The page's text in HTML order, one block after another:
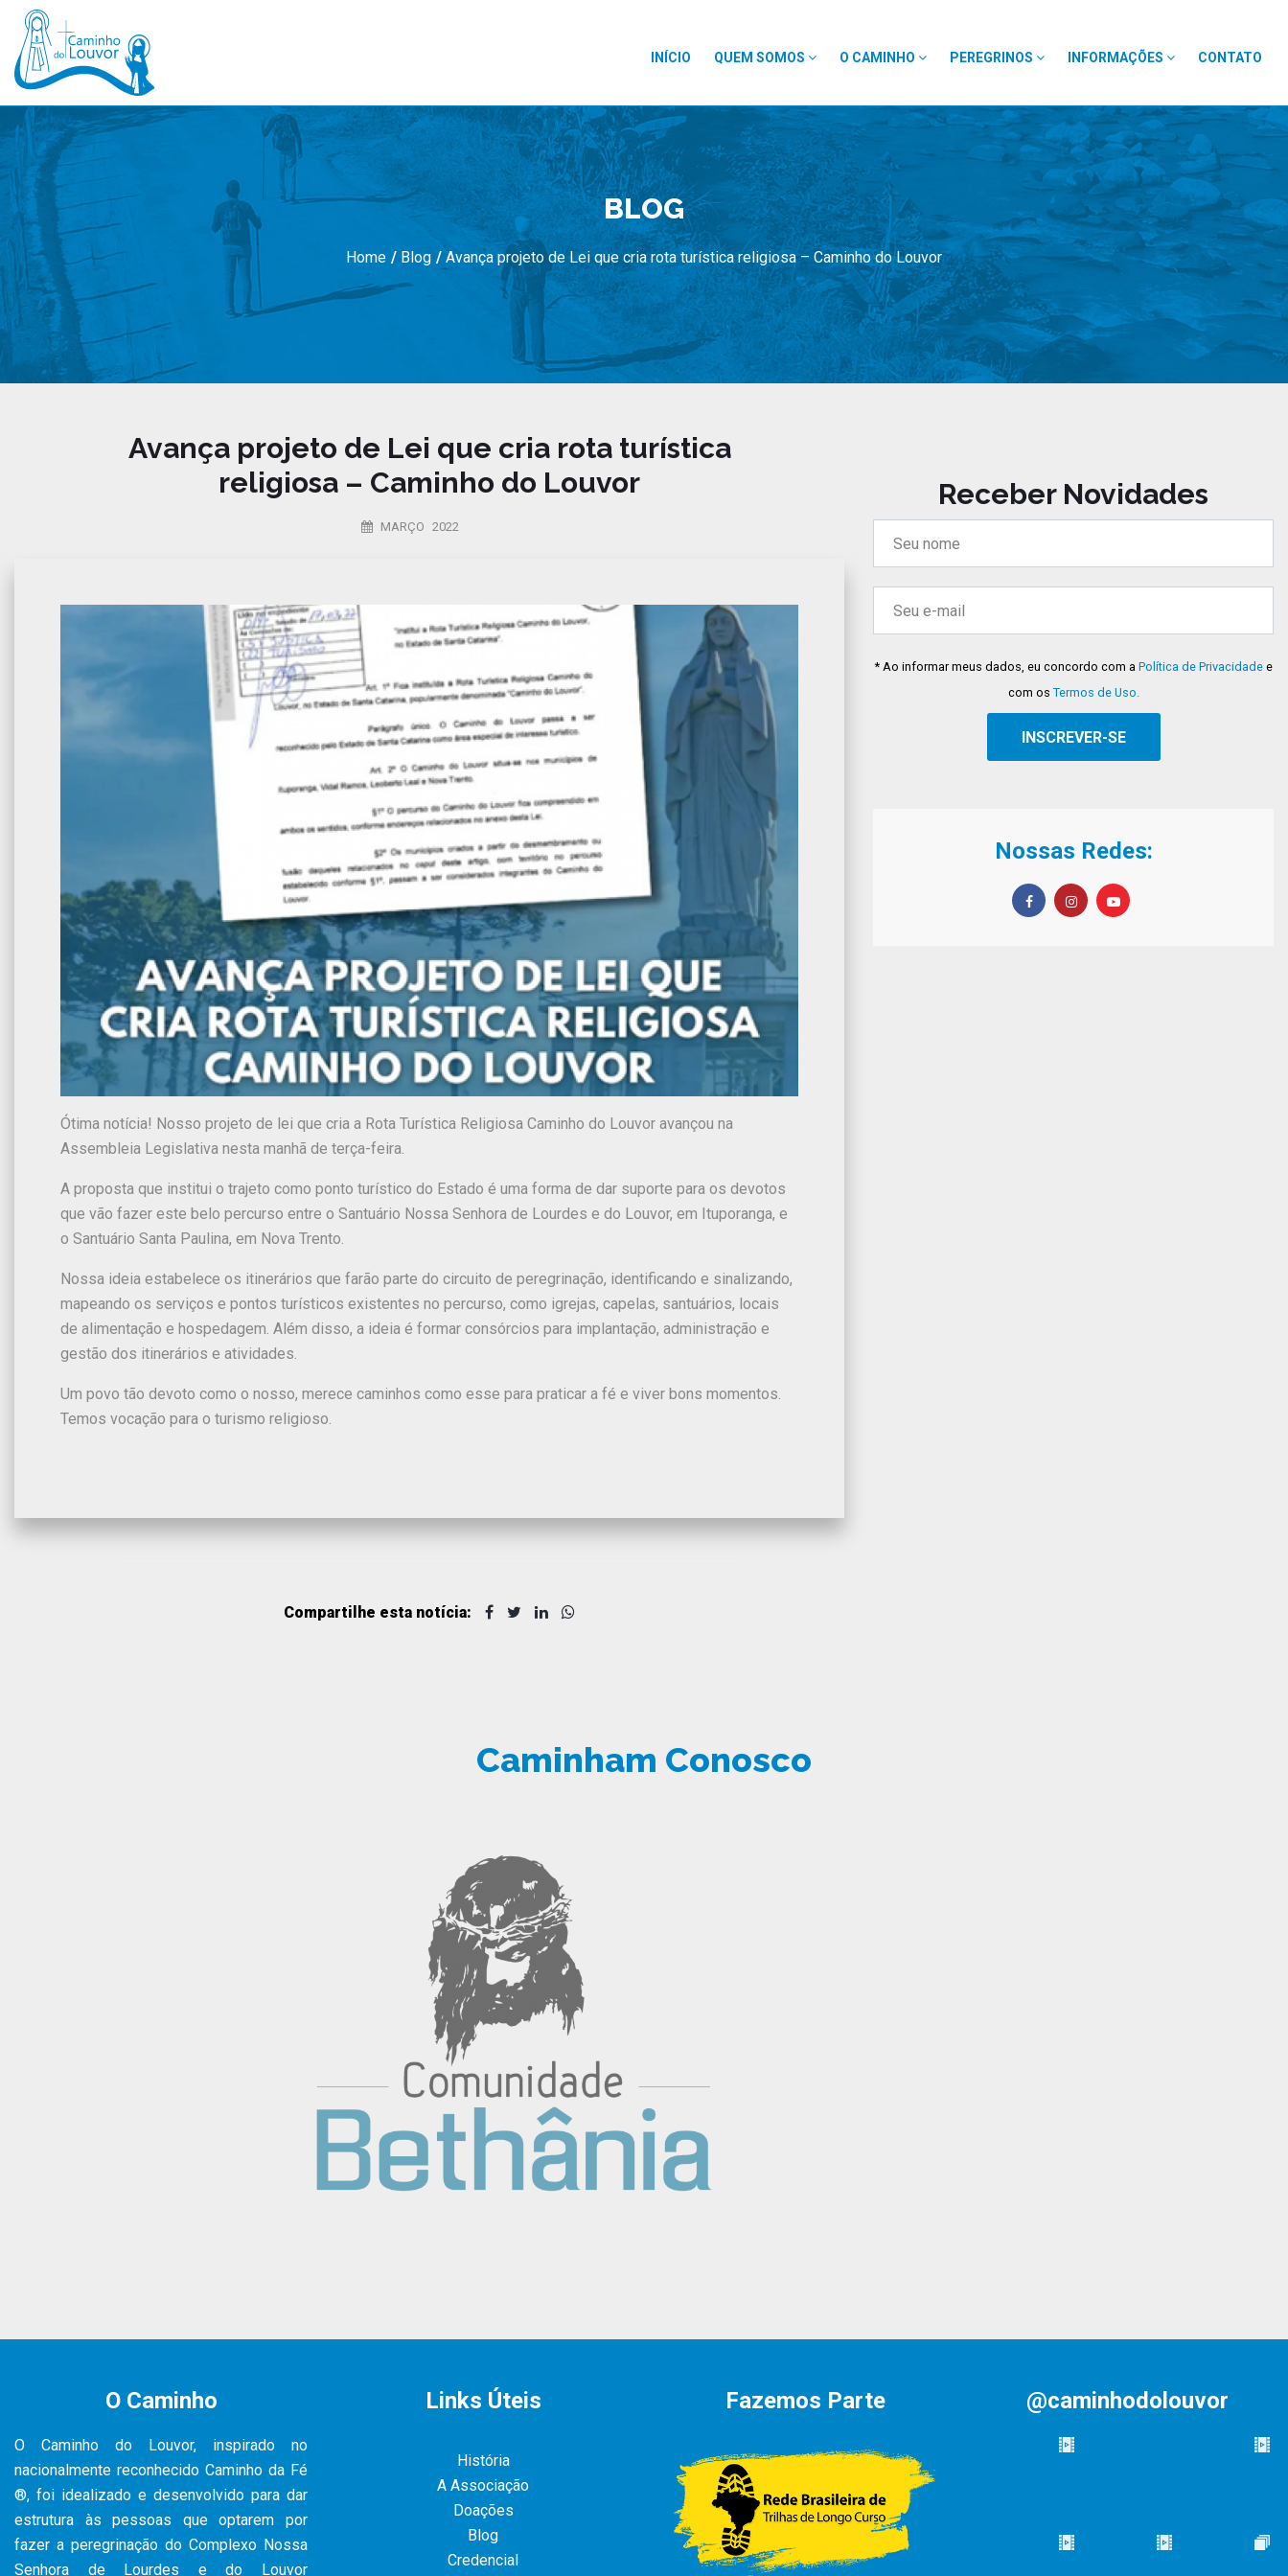
INÍCIO QUEM SOMOS O CAMINHO PEREGRINOS INFORMAÇÕES CONTATO
BLOG
Home / Blog / Avança projeto de Lei que cria rota turística religiosa – Caminho do Louvor
Avança projeto de Lei que cria rota turística
religiosa – Caminho do Louvor
MARÇO 2022
Ótima notícia! Nosso projeto de lei que cria a Rota Turística Religiosa Caminho do Louvor avançou na
Assembleia Legislativa nesta manhã de terça-feira.
A proposta que institui o trajeto como ponto turístico do Estado é uma forma de dar suporte para os devotos
que vão fazer este belo percurso entre o Santuário Nossa Senhora de Lourdes e do Louvor, em Ituporanga, e
o Santuário Santa Paulina, em Nova Trento.
Nossa ideia estabelece os itinerários que farão parte do circuito de peregrinação, identificando e sinalizando,
mapeando os serviços e pontos turísticos existentes no percurso, como igrejas, capelas, santuários, locais
de alimentação e hospedagem. Além disso, a ideia é formar consórcios para implantação, administração e
gestão dos itinerários e atividades.
Um povo tão devoto como o nosso, merece caminhos como esse para praticar a fé e viver bons momentos.
Temos vocação para o turismo religioso.
Compartilhe esta notícia:
Receber Novidades
* Ao informar meus dados, eu concordo com a Política de Privacidadee
com os Termos de Uso.
Nossas Redes:
Caminham Conosco
O Caminho
O Caminho do Louvor, inspirado no
nacionalmente reconhecido Caminho da Fé
®, foi idealizado e desenvolvido para dar
estrutura às pessoas que optarem por
fazer a peregrinação do Complexo Nossa
Senhora de Lourdes e do Louvor
Links Úteis
História
A Associação
Doações
Blog
Credencial
Fazemos Parte @caminhodolouvor